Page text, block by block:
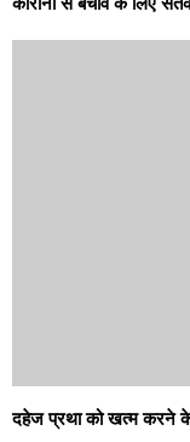
दहेज प्रथा को खत्म करने के